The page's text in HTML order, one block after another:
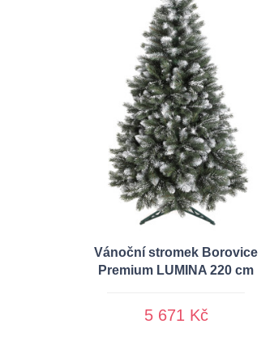
Vánoční stromek Borovice
Premium LUMINA 220 cm
5 671 Kč